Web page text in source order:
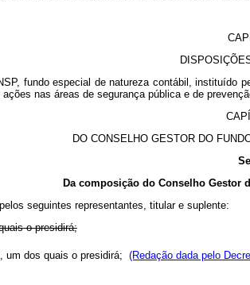
fundo especial de natureza contábil, instituído
nas áreas de segurança pública e de
DO CONSELHO GESTOR DO
Da composição do Conselho Gestor
seguintes representantes, titular e suplente:
o presidirá;
um dos quais o presidirá; (Redação dada pelo